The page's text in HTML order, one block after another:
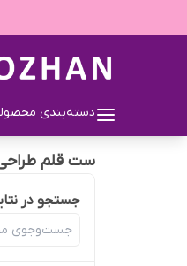
دسته‌بندی
ست قلم
جستجو در